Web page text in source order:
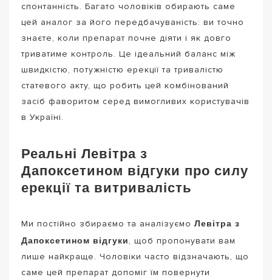
спонтанність. Багато чоловіків обирають саме
цей аналог за його передбачуваність: ви точно
знаєте, коли препарат почне діяти і як довго
триватиме контроль. Це ідеальний баланс між
швидкістю, потужністю ерекції та тривалістю
статевого акту, що робить цей комбінований
засіб фаворитом серед вимогливих користувачів
в Україні.
Реальні Левітра з
Дапоксетином відгуки про силу
ерекції та витривалість
Ми постійно збираємо та аналізуємо Левітра з
Дапоксетином відгуки, щоб пропонувати вам
лише найкраще. Чоловіки часто відзначають, що
саме цей препарат допоміг їм повернути